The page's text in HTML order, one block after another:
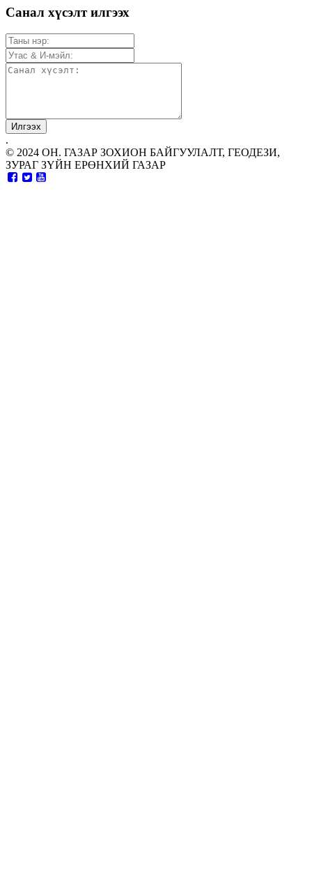
Санал хүсэлт илгээх
.
© 2024 ОН. ГАЗАР ЗОХИОН БАЙГУУЛАЛТ, ГЕОДЕЗИ,
ЗУРАГ ЗҮЙН ЕРӨНХИЙ ГАЗАР